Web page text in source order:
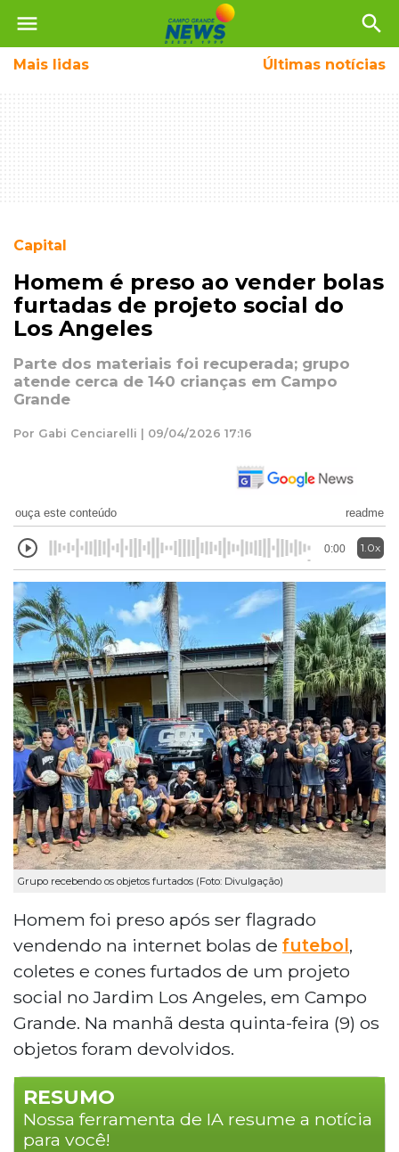
menu search
Mais lidas Últimas notícias
Capital
Homem é preso ao vender bolas
furtadas de projeto social do
Los Angeles
Parte dos materiais foi recuperada; grupo
atende cerca de 140 crianças em Campo
Grande
Por Gabi Cenciarelli | 09/04/2026 17:16
ouça este conteúdo readme
0:00 1.0x
Grupo recebendo os objetos furtados (Foto: Divulgação)
Homem foi preso após ser flagrado
vendendo na internet bolas de futebol,
coletes e cones furtados de um projeto
social no Jardim Los Angeles, em Campo
Grande. Na manhã desta quinta-feira (9) os
objetos foram devolvidos.
RESUMO
Nossa ferramenta de IA resume a notícia
para você!